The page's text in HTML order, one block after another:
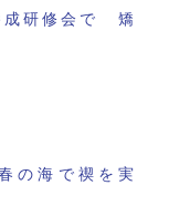
研修会で 矯
の海で禊を実